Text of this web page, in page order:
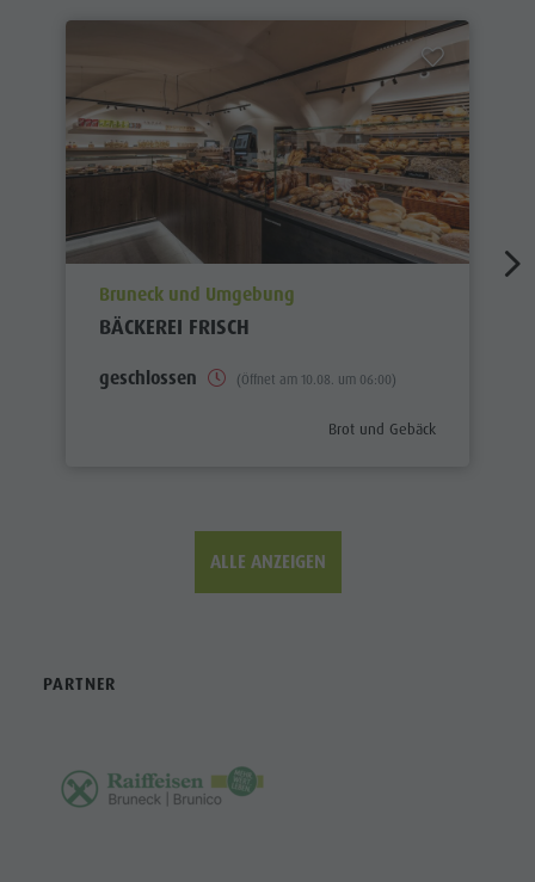
aria.poi_location_prefix
Bruneck und Umgebung
BÄCKEREI FRISCH
geschlossen (Öffnet am 10.08. um 06:00)
aria.poi_category_prefix
Brot und Gebäck
ALLE ANZEIGEN
PARTNER